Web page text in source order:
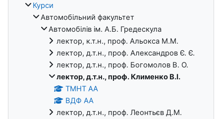
Курси
Автомобільний факультет
Автомобілів ім. А.Б. Гредескула
лектор, к.т.н., проф. Альокса М.М.
лектор, д.т.н., проф. Александров Є. Є.
лектор, д.т.н., проф. Богомолов В. О.
лектор, д.т.н., проф. Клименко В.І.
ТМНТ АА
ВДФ АА
лектор, д.т.н., проф. Леонтьєв Д.М.